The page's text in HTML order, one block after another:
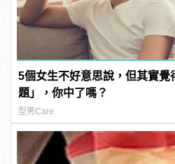
5個女生不好意思說，但其實覺
題」，你中了嗎？
型男Care